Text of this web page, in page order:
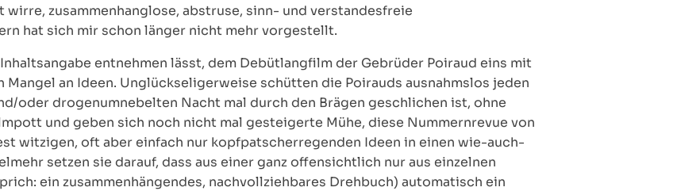
zusammenhanglose, abstruse, sinn- und verstandesfreie
hat sich mir schon länger nicht mehr vorgestellt.
entnehmen lässt, dem Debütlangfilm der Gebrüder Poiraud eins mit
an Ideen. Unglückseligerweise schütten die Poirauds ausnahmslos jeden
oder drogenumnebelten Nacht mal durch den Brägen geschlichen ist, ohne
und geben sich noch nicht mal gesteigerte Mühe, diese Nummernrevue von
witzigen, oft aber einfach nur kopfpatscherregenden Ideen in einen wie-auch-
setzen sie darauf, dass aus einer ganz offensichtlich nur aus einzelnen
ein zusammenhängendes, nachvollziehbares Drehbuch) automatisch ein